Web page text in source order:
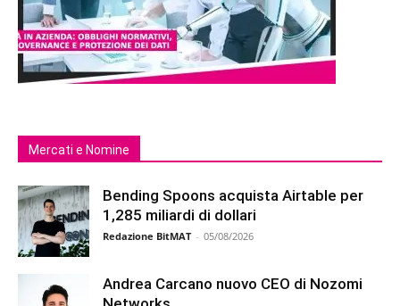
Mercati e Nomine
Bending Spoons acquista Airtable per
1,285 miliardi di dollari
Redazione BitMAT - 05/08/2026
Andrea Carcano nuovo CEO di Nozomi